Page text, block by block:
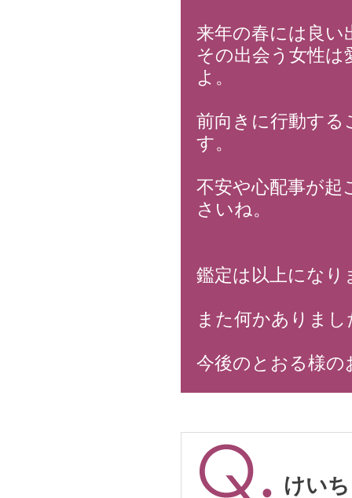
来年の春には良
その出会う女性
よ。
前向きに行動す
す。
不安や心配事が起
さいね。
鑑定は以上になり
また何かありま
今後のとおる様
けい